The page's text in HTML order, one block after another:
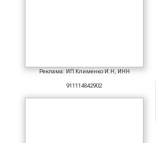
Реклама: ИП Клименко И.Н, ИНН
911114842902